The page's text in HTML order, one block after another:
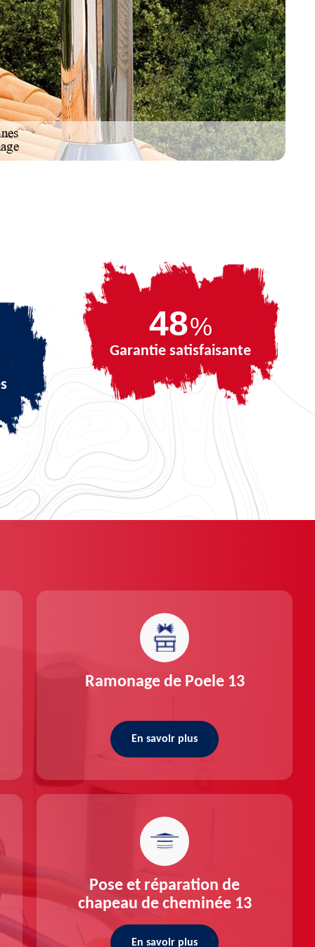
69%
Garantie satisfaisante
Ramonage de Poele 13
En savoir plus
Pose et réparation de
chapeau de cheminée 13
En savoir plus